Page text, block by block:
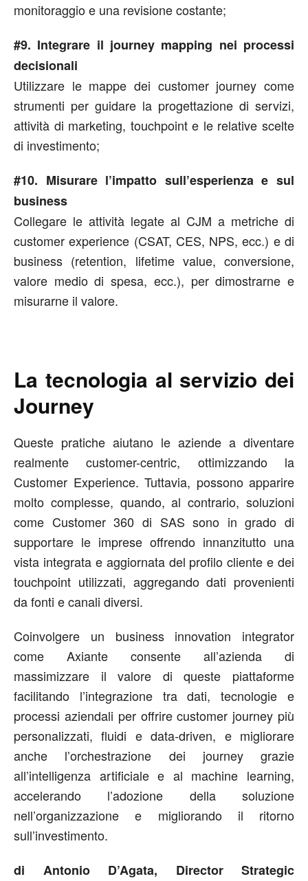
monitoraggio e una revisione costante;
#9. Integrare il journey mapping nei processi
decisionali
Utilizzare le mappe dei customer journey come
strumenti per guidare la progettazione di servizi,
attività di marketing, touchpoint e le relative scelte
di investimento;
#10. Misurare l’impatto sull’esperienza e sul
business
Collegare le attività legate al CJM a metriche di
customer experience (CSAT, CES, NPS, ecc.) e di
business (retention, lifetime value, conversione,
valore medio di spesa, ecc.), per dimostrarne e
misurarne il valore.
La tecnologia al servizio dei
Journey
Queste pratiche aiutano le aziende a diventare
realmente customer-centric, ottimizzando la
Customer Experience. Tuttavia, possono apparire
molto complesse, quando, al contrario, soluzioni
come Customer 360 di SAS sono in grado di
supportare le imprese offrendo innanzitutto una
vista integrata e aggiornata del profilo cliente e dei
touchpoint utilizzati, aggregando dati provenienti
da fonti e canali diversi.
Coinvolgere un business innovation integrator
come Axiante consente all’azienda di
massimizzare il valore di queste piattaforme
facilitando l’integrazione tra dati, tecnologie e
processi aziendali per offrire customer journey più
personalizzati, fluidi e data-driven, e migliorare
anche l’orchestrazione dei journey grazie
all’intelligenza artificiale e al machine learning,
accelerando l’adozione della soluzione
nell’organizzazione e migliorando il ritorno
sull’investimento.
di Antonio D’Agata, Director Strategic